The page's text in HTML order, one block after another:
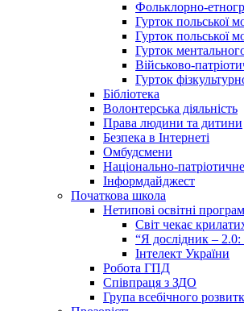
Фольклорно-
Гурток польської
Гурток польської
Гурток
Військово-
Гурток
Бібліотека
Волонтерська діяльність
Права людини та дитини
Безпека в Інтернеті
Омбудсмени
Національно-
Інформдайджест
Початкова школа
Нетипові освітні
Світ чекає
“Я дослідник –
Інтелект України
Робота ГПД
Співпраця з ЗДО
Група всебічного